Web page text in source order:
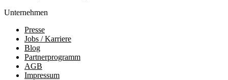
Unternehmen
Presse
Jobs / Karriere
Blog
Partnerprogramm
AGB
Impressum